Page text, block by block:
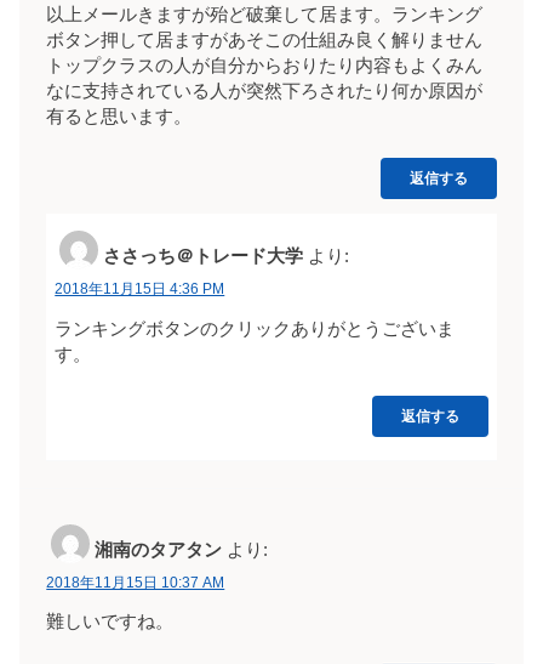
以上メールきますが殆ど破棄して居ます。ランキング
ボタン押して居ますがあそこの仕組み良く解りません
トップクラスの人が自分からおりたり内容もよくみん
なに支持されている人が突然下ろされたり何か原因が
有ると思います。
返信する
ささっち＠トレード大学 より:
2018年11月15日 4:36 PM
ランキングボタンのクリックありがとうございま
す。
返信する
湘南のタアタン より:
2018年11月15日 10:37 AM
難しいですね。